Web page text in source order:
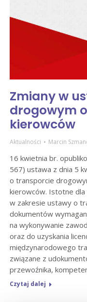
Zmiany w
drogowym
kierowców
Aktualności Marcin
16 kwietnia br.
567) ustawa z dnia 5
o transporcie
kierowców. Istotne dla
w zakresie ustawy o
dokumentów
na wykonywanie
oraz do uzyskania
międzynarodowego
związane z
przewoźnika,
Czytaj dalej